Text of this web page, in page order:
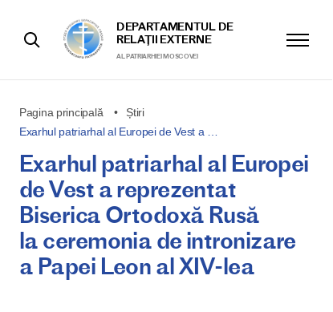
DEPARTAMENTUL DE
RELAȚII EXTERNE
AL PATRIARHIEI MOSCOVEI
Pagina principală
Știri
Exarhul patriarhal al Europei de Vest a …
Exarhul patriarhal al Europei
de Vest a reprezentat
Biserica Ortodoxă Rusă
la ceremonia de intronizare
a Papei Leon al XIV-lea